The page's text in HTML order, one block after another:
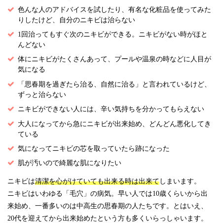
色んな人のアドバイスを試したり、有名な化粧品を使ってみた
りしたけど、自分のニキビは治らない
1回治ってもすぐ次のニキビができる。ニキビがない時がほと
んどない
体にニキビがたくさんあって、プールや温泉の時などに人目が
気になる
「思春期を過ぎたら治る、自然に治る」と言われているけど、
ずっと治らない
ニキビができない人には、辛い気持ちを分かってもらえない
大人になってから急にニキビが出来始め、どんどん悪化してき
ている
気になってニキビの芯を取っていたら跡になった
肌が汚いので綺麗な肌になりたい
ニキビは清潔を心がけていても出来る時は出来て しまいます。
ニキビはいわゆる「毛穴」の病気。早い人では10歳くらいから出
来始め、一番多いのは中高生の思春期の人たちです。とはいえ、
20代を迎えてから出来始めたという方も多くいらっしゃいます。